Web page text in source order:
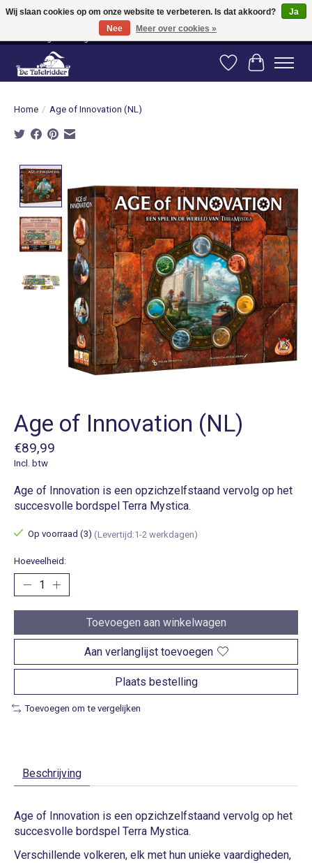
Vanaf 80 euro gratis verzending binnen Nederland! Vanaf 100 euro gratis
verzending naar België en Duitsland!
Verlanglijst
Home / Age of Innovation (NL)
Age of Innovation (NL)
€89,99
Incl. btw
Age of Innovation is een opzichzelfstaand vervolg op het
succesvolle bordspel Terra Mystica.
Op voorraad (3) (Levertijd:1-2 werkdagen)
Hoeveelheid:
Toevoegen aan winkelwagen
Aan verlanglijst toevoegen
Plaats bestelling
Toevoegen om te vergelijken
Beschrijving
Age of Innovation is een opzichzelfstaand vervolg op het
succesvolle bordspel Terra Mystica.
Verschillende volkeren, elk met hun unieke vaardigheden,
Wij slaan cookies op om onze website te verbeteren. Is dat akkoord?
Ja
Nee
Meer over cookies »